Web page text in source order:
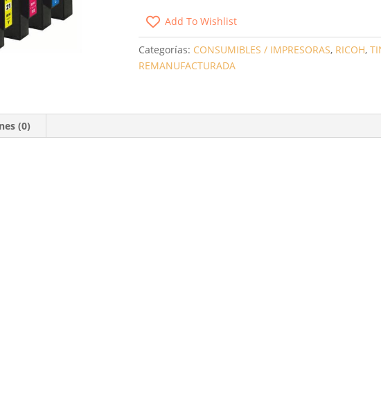
GC21
MAGENTA
CANTIDAD
Add To Wishlist
Categorías: CONSUMIBLES / IMPRESORAS, RICOH,
REMANUFACTURADA
(0)